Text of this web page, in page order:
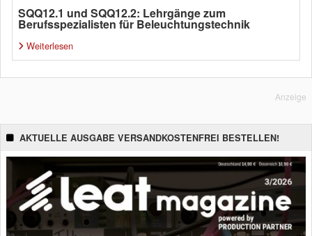
SQQ12.1 und SQQ12.2: Lehrgänge zum
Berufsspezialisten für Beleuchtungstechnik
Weiterlesen
Anzeige
AKTUELLE AUSGABE VERSANDKOSTENFREI BESTELLEN!